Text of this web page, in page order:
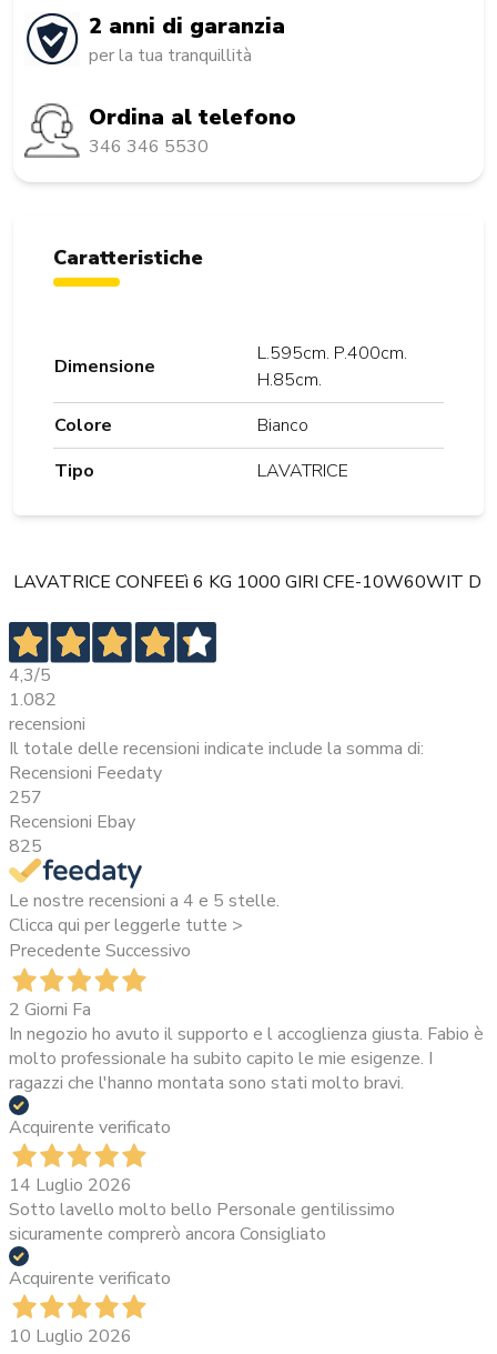
2 anni di garanzia
per la tua tranquillità
Ordina al telefono
346 346 5530
Caratteristiche
Dimensione
L.595cm. P.400cm.
H.85cm.
Colore
Bianco
Tipo
LAVATRICE
LAVATRICE CONFEEì 6 KG 1000 GIRI CFE-10W60WIT D
4,3/5
1.082
recensioni
Il totale delle recensioni indicate include la somma di:
Recensioni Feedaty
257
Recensioni Ebay
825
Le nostre recensioni a 4 e 5 stelle.
Clicca qui per leggerle tutte >
Precedente Successivo
2 Giorni Fa
In negozio ho avuto il supporto e l accoglienza giusta. Fabio è
molto professionale ha subito capito le mie esigenze. I
ragazzi che l'hanno montata sono stati molto bravi.
Acquirente verificato
14 Luglio 2026
Sotto lavello molto bello Personale gentilissimo
sicuramente comprerò ancora Consigliato
Acquirente verificato
10 Luglio 2026